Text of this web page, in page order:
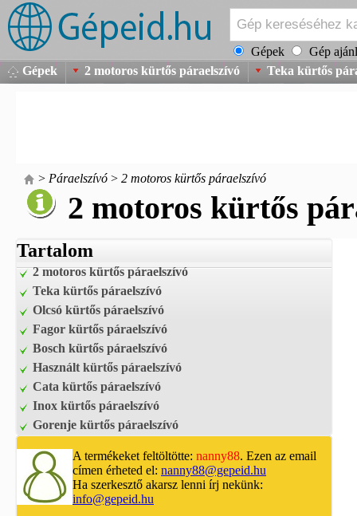
Gépek
Gép
Gépek
2 motoros kürtős páraelszívó Teka kürtős
> Páraelszívó > 2 motoros kürtős páraelszívó
2 motoros kürtős
Tartalom
2 motoros kürtős páraelszívó
Teka kürtős páraelszívó
Olcsó kürtős páraelszívó
Fagor kürtős páraelszívó
Bosch kürtős páraelszívó
Használt kürtős páraelszívó
Cata kürtős páraelszívó
Inox kürtős páraelszívó
Gorenje kürtős páraelszívó
A termékeket feltöltötte: nanny88. Ezen az email
címen érheted el: nanny88@gepeid.hu
Ha szerkesztő akarsz lenni írj nekünk:
info@gepeid.hu